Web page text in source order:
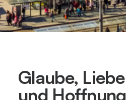
Glaube, Liebe
und Hoffnung